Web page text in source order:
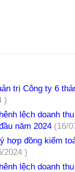
trị Công ty 6
)
lệch doanh
năm 2024 (16/
hợp đồng kiểm
2024 )
lệch doanh